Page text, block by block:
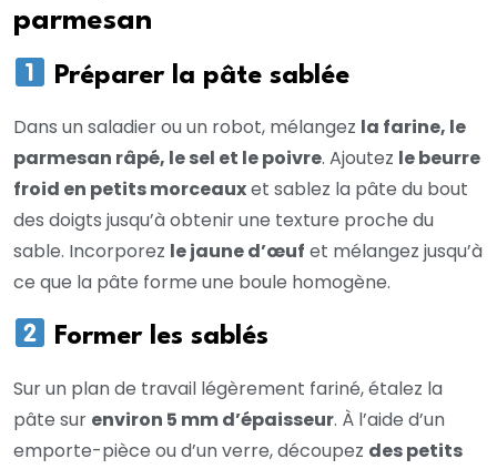
parmesan
Préparer la pâte sablée
Dans un saladier ou un robot, mélangez la farine, le
parmesan râpé, le sel et le poivre. Ajoutez le beurre
froid en petits morceauxet sablez la pâte du bout
des doigts jusqu’à obtenir une texture proche du
sable. Incorporez le jaune d’œuf et mélangez jusqu’à
ce que la pâte forme une boule homogène.
Former les sablés
Sur un plan de travail légèrement fariné, étalez la
pâte sur environ 5 mm d’épaisseur. À l’aide d’un
emporte-pièce ou d’un verre, découpez des petits